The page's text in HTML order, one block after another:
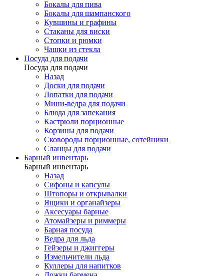
Бокалы для пива
Бокалы для шампанского
Кувшины и графины
Стаканы для виски
Стопки и рюмки
Чашки из стекла
Посуда для подачи
Посуда для подачи
Назад
Доски для подачи
Лопатки для подачи
Мини-ведра для подачи
Блюда для запекания
Кастрюли порционные
Корзины для подачи
Сковороды порционные, сотейники
Сланцы для подачи
Барный инвентарь
Барный инвентарь
Назад
Сифоны и капсулы
Штопоры и открывалки
Ящики и органайзеры
Аксесуары барные
Атомайзеры и риммеры
Барная посуда
Ведра для льда
Гейзеры и джиггеры
Измельчители льда
Куллеры для напитков